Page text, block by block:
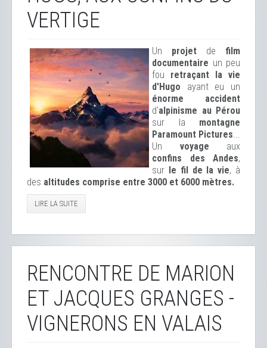
VERTIGE
Un projet de film
documentaire un peu
fou retraçant la vie
d'Hugo ayant eu un
énorme accident
d'alpinisme au Pérou
sur la montagne
Paramount Pictures...
Un voyage aux
confins des Andes,
sur le fil de la vie, à
des altitudes comprise entre 3000 et 6000 mètres.
LIRE LA SUITE
RENCONTRE DE MARION
ET JACQUES GRANGES -
VIGNERONS EN VALAIS